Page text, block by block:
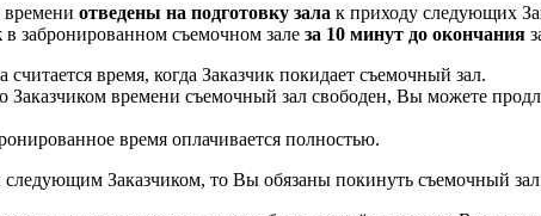
времени отведены на подготовку зала к приходу следующих
в забронированном съемочном зале за 10 минут до окончания
время, когда Заказчик покидает съемочный зал.
Заказчиком времени съемочный зал свободен, Вы можете
время оплачивается полностью.
следующим Заказчиком, то Вы обязаны покинуть съемочный